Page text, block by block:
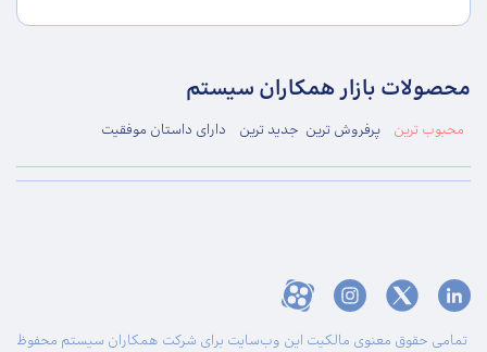
محصولات بازار همکاران سیستم
محبوب ترین پرفروش ترین جدید ترین دارای داستان موفقیت
تمامی حقوق معنوی مالکیت این وب‌سایت برای شرکت همکاران سیستم محفوظ